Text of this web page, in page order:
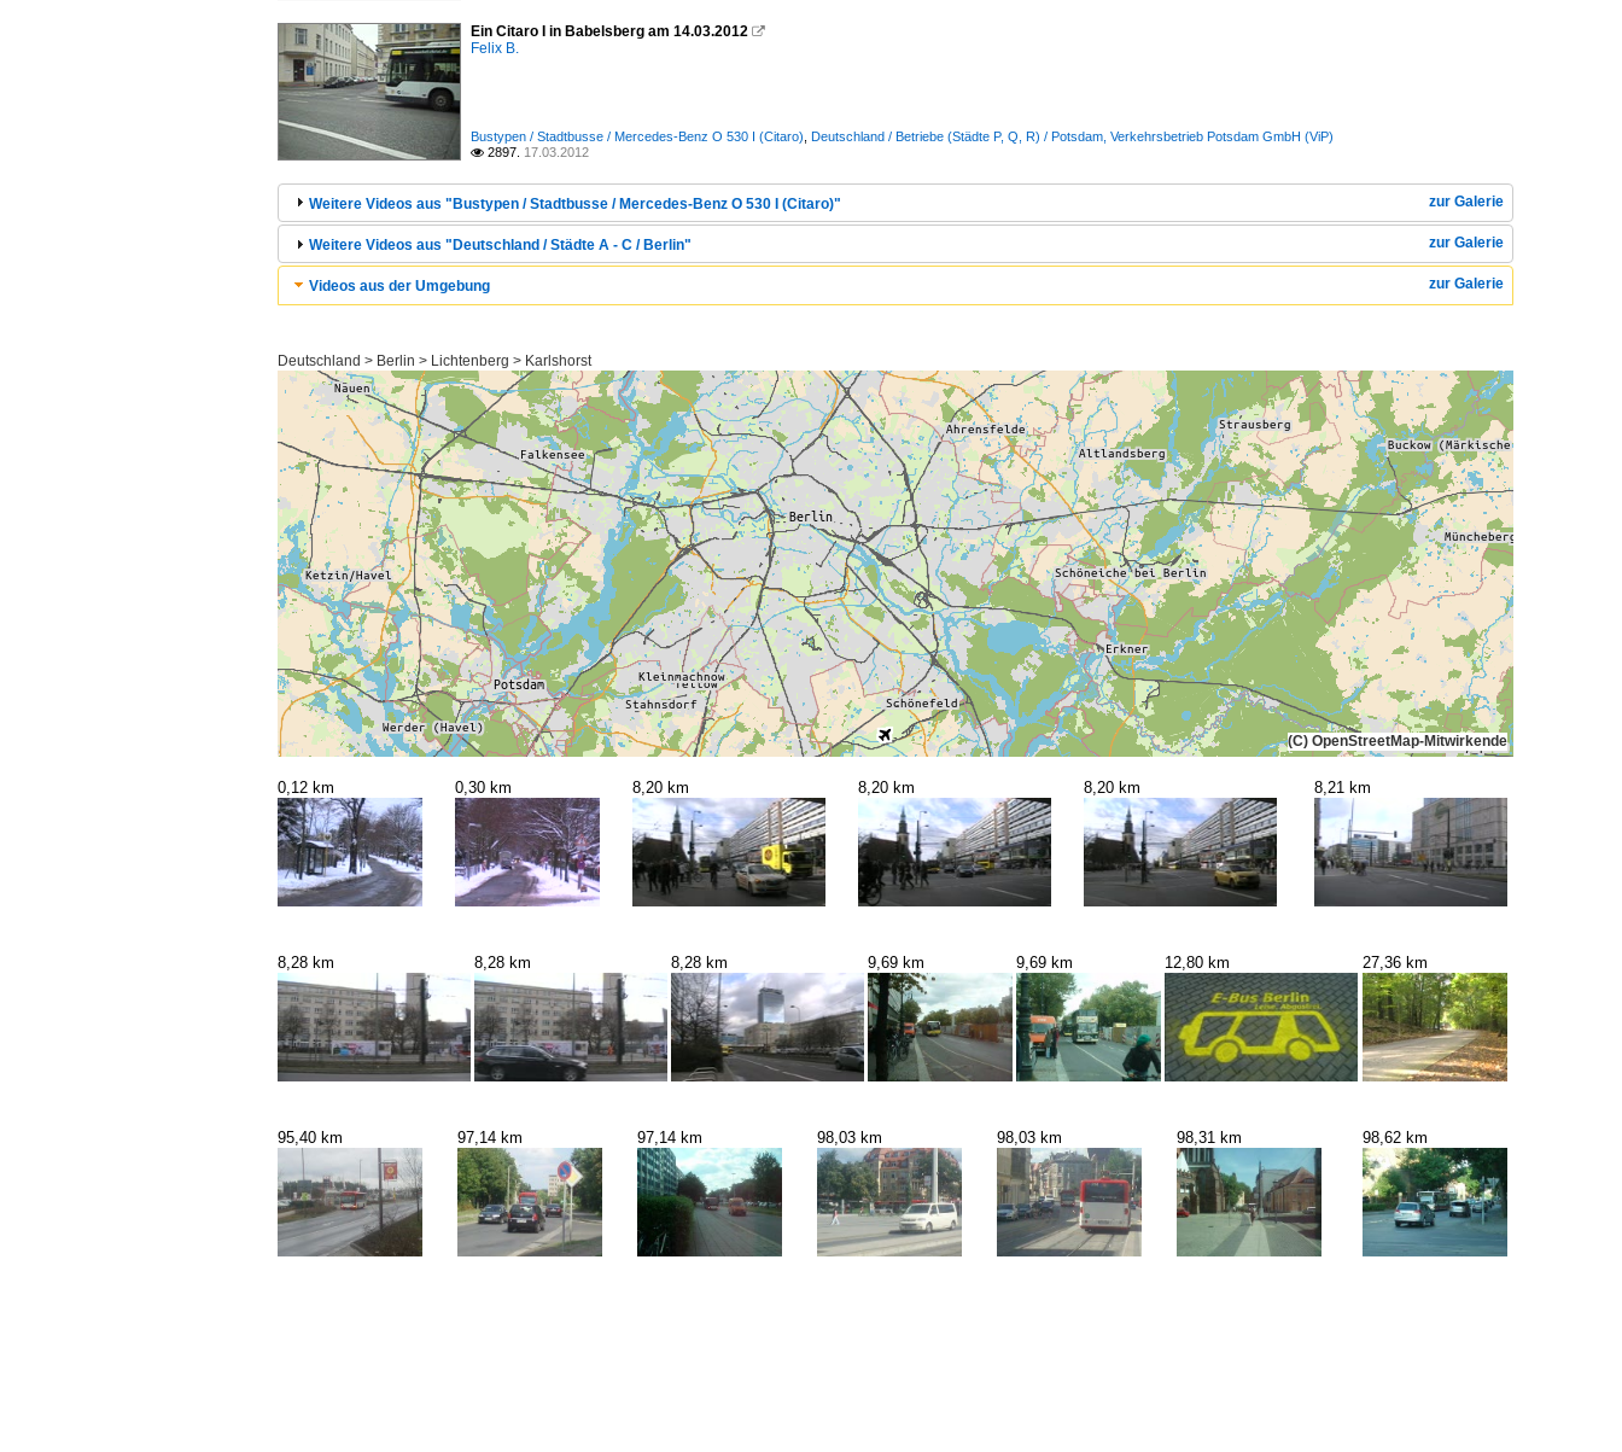
Ein Citaro I in Babelsberg am 14.03.2012 
Felix B.
Bustypen / Stadtbusse / Mercedes-Benz O 530 I (Citaro) Deutschland / Betriebe (Städte P, Q, R) / Potsdam, Verkehrsbetrieb Potsdam GmbH (ViP)
 2897. 17.03.2012
zur Galerie
Weitere Videos aus "Bustypen / Stadtbusse / Mercedes-Benz O 530 I (Citaro)"
zur Galerie
Weitere Videos aus "Deutschland / Städte A - C / Berlin"
zur Galerie
Videos aus der Umgebung
Deutschland > Berlin > Lichtenberg > Karlshorst
(C) OpenStreetMap-Mitwirkende
0,12 km 0,30 km 8,20 km 8,20 km 8,20 km 8,21 km
8,28 km 8,28 km 8,28 km 9,69 km 9,69 km 12,80 km 27,36 km
95,40 km 97,14 km 97,14 km 98,03 km 98,03 km 98,31 km 98,62 km